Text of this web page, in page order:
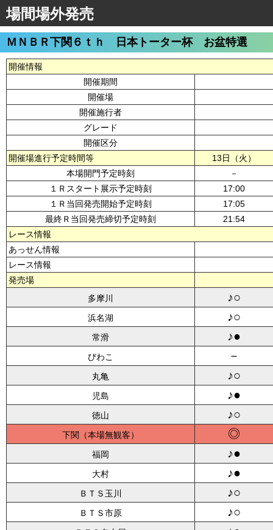
場間場外発売
ＭＮＢＲ下関６ｔｈ 日本トーター杯 お盆特選
開催情報
開催期間
開催場
開催施行者
グレード
開催区分
開催場進行予定時間等
13日（火）
本場開門予定時刻
－
１Ｒスタート展示予定時刻
17:00
１Ｒ当回発売開始予定時刻
17:05
最終Ｒ当回発売締切予定時刻
21:54
レース情報
あっせん情報
レース情報
発売場
多摩川
♪○
浜名湖 ♪○
常滑 ♪●
びわこ －
丸亀 ♪○
児島 ♪●
徳山 ♪○
下関 ◎
福岡 ♪●
大村 ♪●
ＢＴＳ玉川 ♪○
ＢＴＳ市原 ♪○